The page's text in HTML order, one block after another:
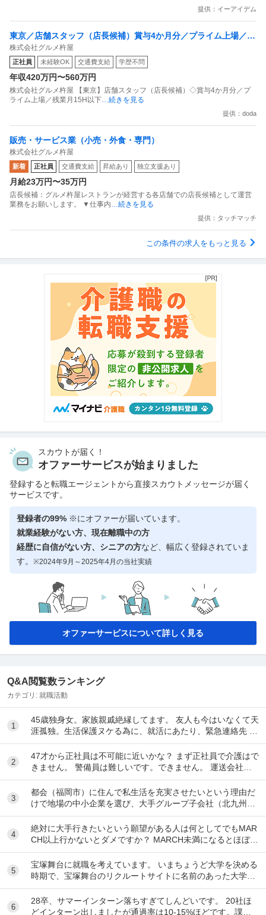
提供：イーアイデム
東京／店舗スタッフ（店長候補）賞与4か月分／プライム上場／残
業月15H以下／新店オープン多数
株式会社グルメ杵屋
正社員 未経験OK 交通費支給 学歴不問
年収420万円〜560万円
株式会社グルメ杵屋 【東京】店舗スタッフ（店長候補）◇賞与4か月分／プ
ライム上場／残業月15H以下 …続きを見る
提供：doda
販売・サービス業（小売・外食・専門）
株式会社グルメ杵屋
新着 正社員 交通費支給 昇給あり 独立支援あり
月給23万円〜35万円
店長候補：グルメ杵屋レストランが経営する各店舗での店長候補として運営
業務をお願いします。 ▼仕事内 …続きを見る
提供：タッチマッチ
この条件の求人をもっと見る
スカウトが届く！
オファーサービスが始まりました
登録すると転職エージェントから直接スカウトメッセージが届く
サービスです。
登録者の99% ※にオファーが届いています。
就業経験がない方、現在離職中の方
経歴に自信がない方、シニアの方など、幅広く登録されていま
す。 ※2024年9月～2025年4月の当社実績
オファーサービスについて詳しく見る
Q&A閲覧数ランキング
カテゴリ: 就職活動
1
45歳独身女。家族親戚絶縁してます。 友人も今はいなくて天
涯孤独。生活保護ヌケる為に、就活にあたり、緊急連絡先 が
ネックになり駄目になってます。 現在賃...
2
47才から正社員は不可能に近いかな？ まず正社員で介護はで
きません。 警備員は難しいです。できません。 運送会社の
運転手は無理です。できません 過去にうつ...
3
都会（福岡市）に住んで私生活を充実させたいという理由だ
けで地場の中小企業を選び、大手グループ子会社（北九州）
を蹴るのは長期的に見てもったいないですか？
4
絶対に大手行きたいという願望がある人は何としてでもMAR
CH以上行かないとダメですか？ MARCH未満になるとほぼ行
けなくなるのでもしそんな願望がありMA...
5
宝塚舞台に就職を考えています。 いまちょうど大学を決める
時期で、宝塚舞台のリクルートサイトに名前のあった大学に
行こうとしています。 ですが、習い事で「活動...
6
28卒、サマーインターン落ちすぎてしんどいです。 20社ほ
どインターン出しましたが通過率は10-15%ほどです。課題